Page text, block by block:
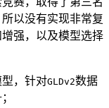
以没有实现非常复
强，以及模型选择
，针对GLDv2数据
；